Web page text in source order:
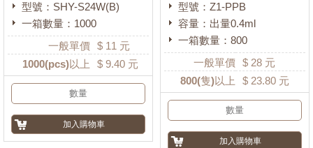
型號：SHY-S24W(B)
一箱數量：1000
一般單價 $ 11 元
1000(pcs)以上 $ 9.40 元
型號：Z1-PPB
容量：出量0.4ml
一箱數量：800
一般單價 $ 28 元
800(隻)以上 $ 23.80 元